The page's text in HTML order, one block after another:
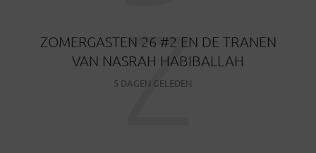
ZOMERGASTEN 26 #2 EN DE TRANEN
VAN NASRAH HABIBALLAH
5 DAGEN GELEDEN
Z